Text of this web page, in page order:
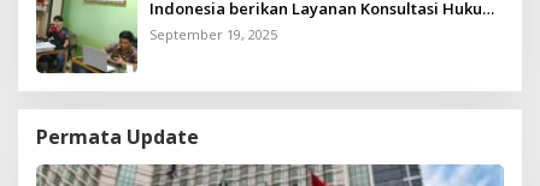
Indonesia berikan Layanan Konsultasi Hukum
Gratis untuk Kurang Mampu
September 19, 2025
Permata Update